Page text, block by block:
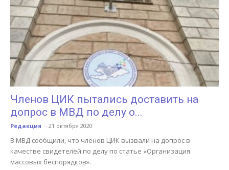
Членов ЦИК пытались доставить на
допрос в МВД по делу о...
Редакция - 21 октября 2020
В МВД сообщили, что членов ЦИК вызвали на допрос в
качестве свидетелей по делу по статье «Организация
массовых беспорядков».